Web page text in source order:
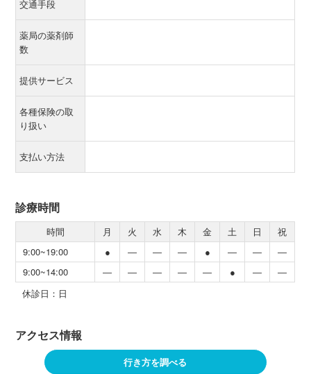
交通手段
薬局の薬剤師
数
提供サービス
各種保険の取
り扱い
支払い方法
診療時間
時間 月 火 水 木 金 土 日
祝
9:00~19:00
● ― ― ― ● ― ―
―
9:00~14:00
― ― ― ― ― ● ―
―
休診日：日
アクセス情報
行き方を調べる